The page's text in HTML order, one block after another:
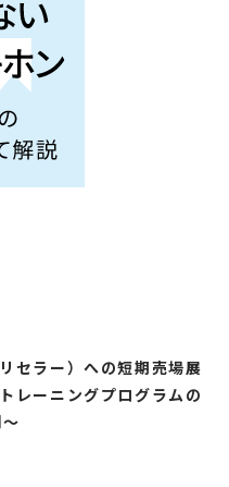
セラー）への短期売場展
レーニングプログラムの